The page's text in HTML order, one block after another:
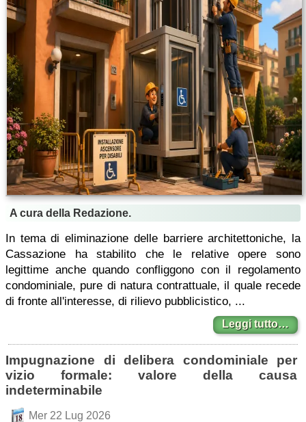
A cura della Redazione.
In tema di eliminazione delle barriere architettoniche, la
Cassazione ha stabilito che le relative opere sono
legittime anche quando confliggono con il regolamento
condominiale, pure di natura contrattuale, il quale recede
di fronte all'interesse, di rilievo pubblicistico, ...
Leggi tutto…
Impugnazione di delibera condominiale per
vizio formale: valore della causa
indeterminabile
Mer 22 Lug 2026